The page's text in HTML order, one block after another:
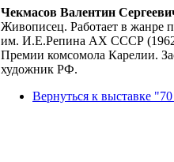
Чекмасов Валентин
Живописец. Работает в жанре
им. И.Е.Репина АХ СССР (1962-
Премии комсомола Карелии.
художник РФ.
Вернуться к выставке